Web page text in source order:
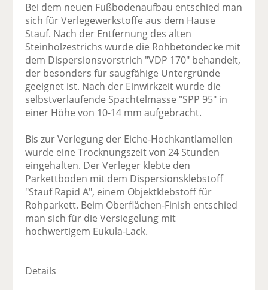
Bei dem neuen Fußbodenaufbau entschied man
sich für Verlegewerkstoffe aus dem Hause
Stauf. Nach der Entfernung des alten
Steinholzestrichs wurde die Rohbetondecke mit
dem Dispersionsvorstrich "VDP 170" behandelt,
der besonders für saugfähige Untergründe
geeignet ist. Nach der Einwirkzeit wurde die
selbstverlaufende Spachtelmasse "SPP 95" in
einer Höhe von 10-14 mm aufgebracht.
Bis zur Verlegung der Eiche-Hochkantlamellen
wurde eine Trocknungszeit von 24 Stunden
eingehalten. Der Verleger klebte den
Parkettboden mit dem Dispersionsklebstoff
"Stauf Rapid A", einem Objektklebstoff für
Rohparkett. Beim Oberflächen-Finish entschied
man sich für die Versiegelung mit
hochwertigem Eukula-Lack.
Details